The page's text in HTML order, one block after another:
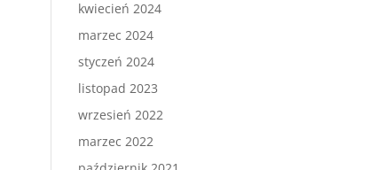
kwiecień 2024
marzec 2024
styczeń 2024
listopad 2023
wrzesień 2022
marzec 2022